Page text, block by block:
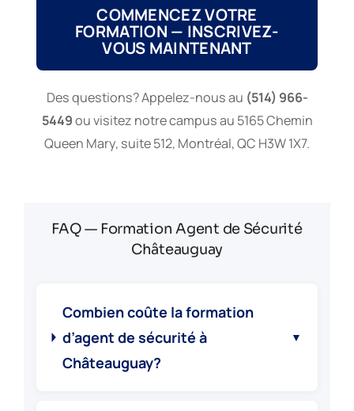
COMMENCEZ VOTRE
FORMATION — INSCRIVEZ-
VOUS MAINTENANT
Des questions? Appelez-nous au (514) 966-
5449ou visitez notre campus au 5165 Chemin
Queen Mary, suite 512, Montréal, QC H3W 1X7.
FAQ — Formation Agent de Sécurité
Châteauguay
Combien coûte la formation
d’agent de sécurité à
Châteauguay?
▼